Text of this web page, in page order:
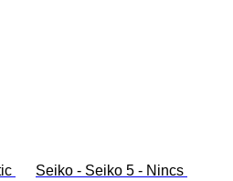
Seiko - Seiko 5 - Nincs